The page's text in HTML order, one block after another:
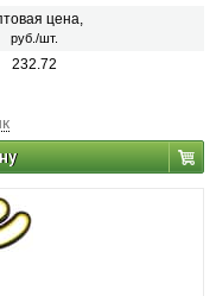
цена,
руб./шт.
232.72